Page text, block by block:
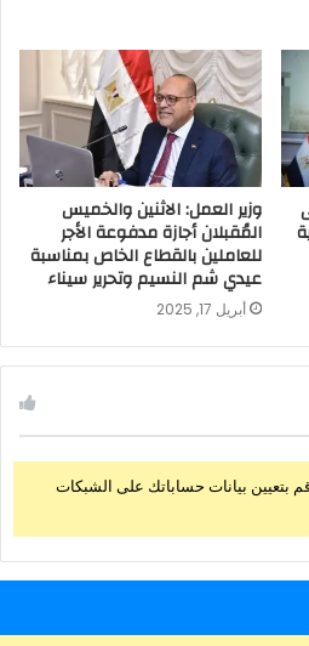
وزير العمل: الاثنين والخميس
المُقبلان أجازة مدفوعة الأجر
للعاملين بالقطاع الخاص بمناسبة
عيدي شم النسيم وتحرير سيناء
أبريل 17, 2025
بتعيين بيانات حساباتك على الشبكات